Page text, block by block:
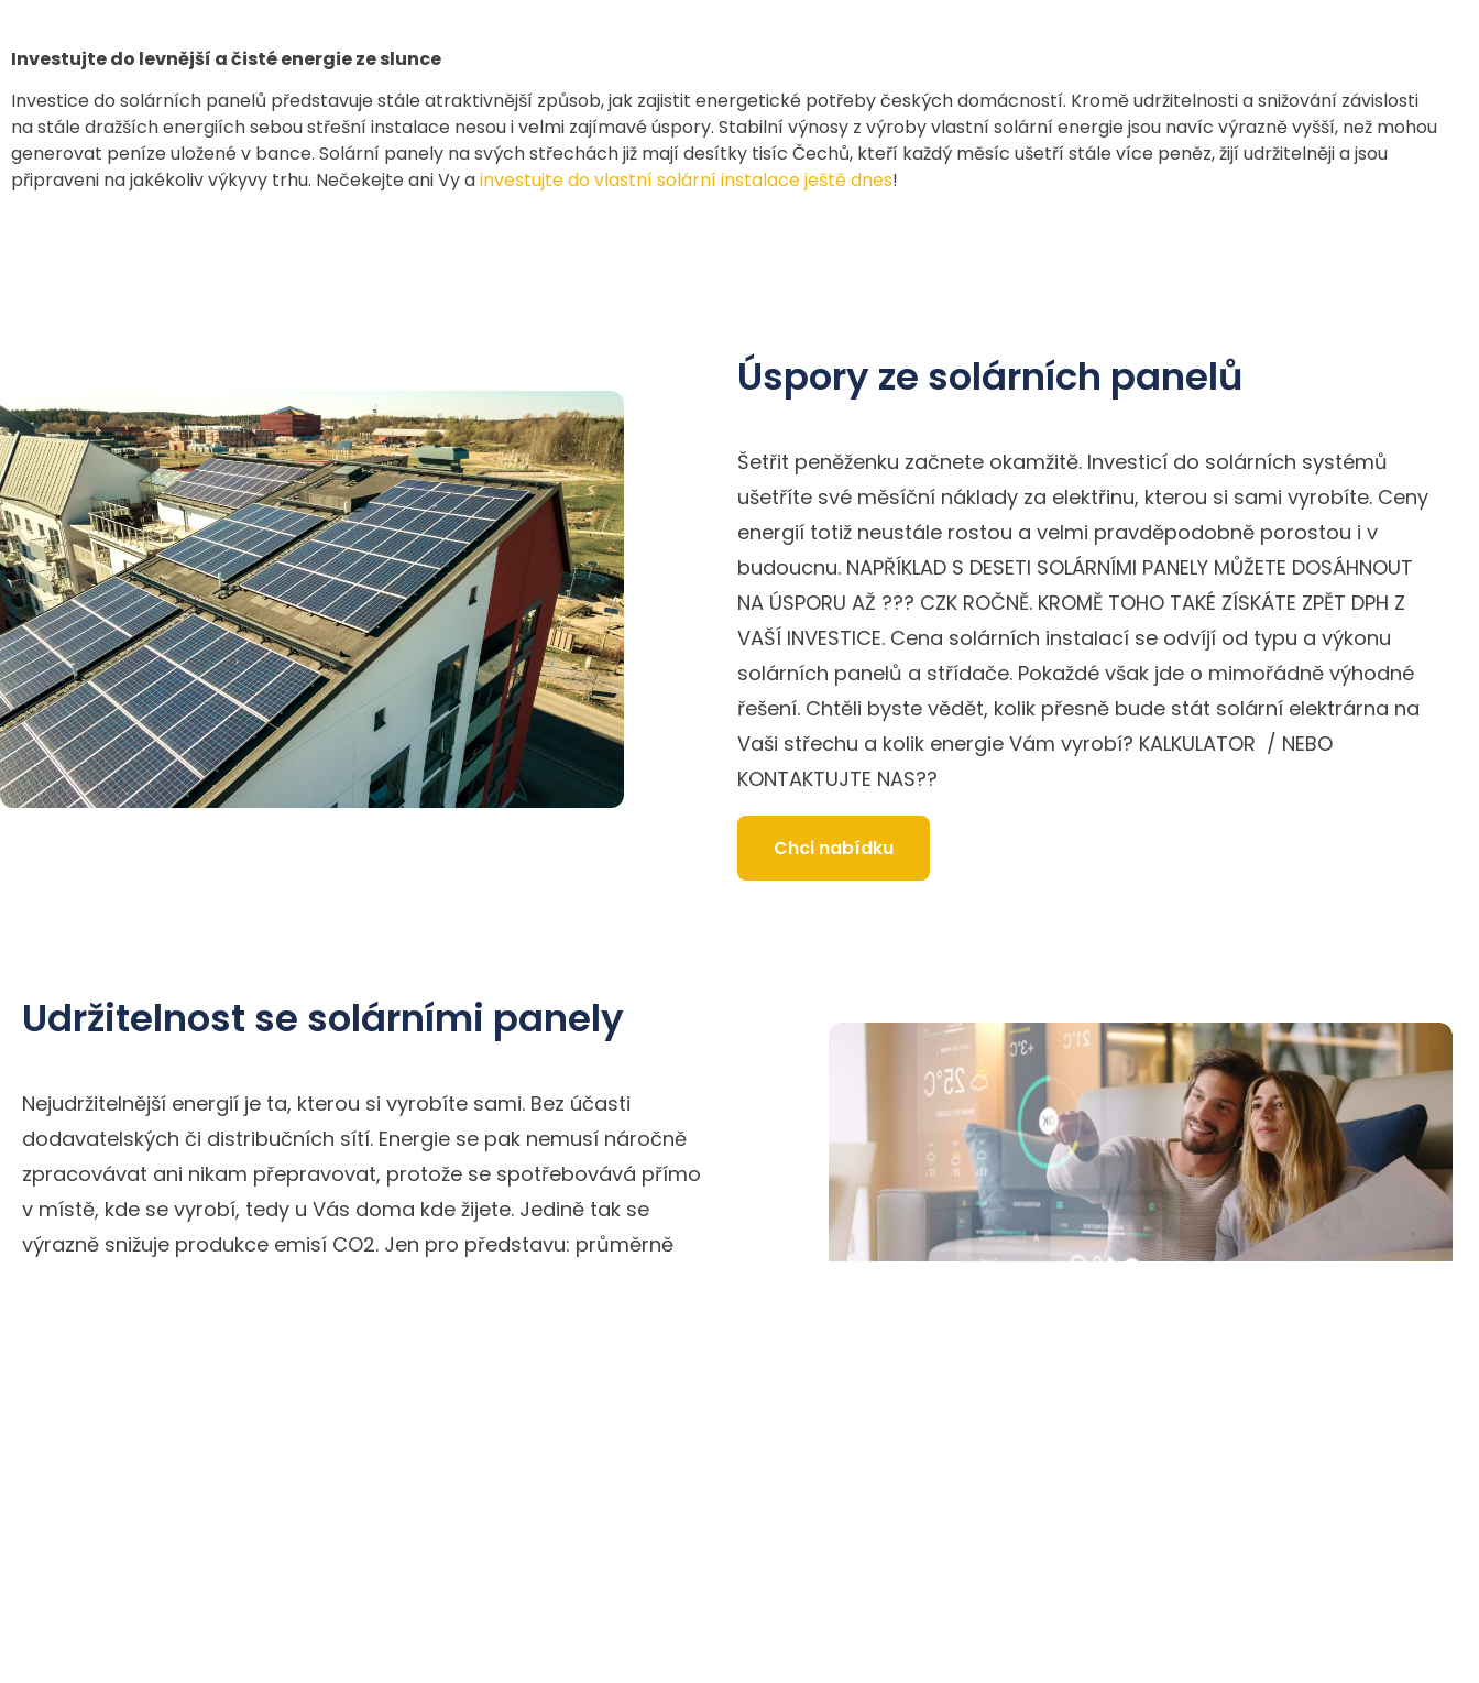
Investujte do levnější a čisté energie ze slunce
Investice do solárních panelů představuje stále atraktivnější způsob, jak zajistit energetické potřeby českých domácností. Kromě udržitelnosti a snižování závislosti
na stále dražších energiích sebou střešní instalace nesou i velmi zajímavé úspory. Stabilní výnosy z výroby vlastní solární energie jsou navíc výrazně vyšší, než mohou
generovat peníze uložené v bance. Solární panely na svých střechách již mají desítky tisíc Čechů, kteří každý měsíc ušetří stále více peněz, žijí udržitelněji a jsou
připraveni na jakékoliv výkyvy trhu. Nečekejte ani Vy ainvestujte do vlastní solární instalace ještě dnes!
Úspory ze solárních panelů
Šetřit peněženku začnete okamžitě. Investicí do solárních systémů
ušetříte své měsíční náklady za elektřinu, kterou si sami vyrobíte. Ceny
energií totiž neustále rostou a velmi pravděpodobně porostou i v
budoucnu. NAPŘÍKLAD S DESETI SOLÁRNÍMI PANELY MŮŽETE DOSÁHNOUT
NA ÚSPORU AŽ ??? CZK ROČNĚ. KROMĚ TOHO TAKÉ ZÍSKÁTE ZPĚT DPH Z
VAŠÍ INVESTICE. Cena solárních instalací se odvíjí od typu a výkonu
solárních panelů a střídače. Pokaždé však jde o mimořádně výhodné
řešení. Chtěli byste vědět, kolik přesně bude stát solární elektrárna na
Vaši střechu a kolik energie Vám vyrobí? KALKULATOR / NEBO
KONTAKTUJTE NAS??
Chci nabídku
Udržitelnost se solárními panely
Nejudržitelnější energií je ta, kterou si vyrobíte sami. Bez účasti
dodavatelských či distribučních sítí. Energie se pak nemusí náročně
zpracovávat ani nikam přepravovat, protože se spotřebovává přímo
v místě, kde se vyrobí, tedy u Vás doma kde žijete. Jedině tak se
výrazně snižuje produkce emisí CO2. Jen pro představu: průměrně